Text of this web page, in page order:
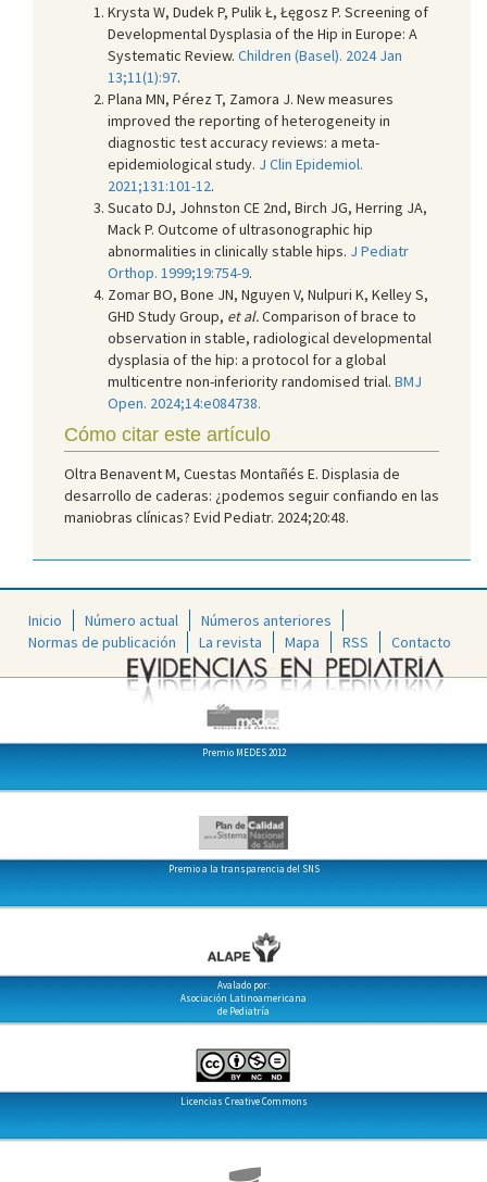
Krysta W, Dudek P, Pulik Ł, Łęgosz P. Screening of
Developmental Dysplasia of the Hip in Europe: A
Systematic Review. Children (Basel). 2024 Jan
13;11(1):97.
Plana MN, Pérez T, Zamora J. New measures
improved the reporting of heterogeneity in
diagnostic test accuracy reviews: a meta-
epidemiological study. J Clin Epidemiol.
2021;131:101-12.
Sucato DJ, Johnston CE 2nd, Birch JG, Herring JA,
Mack P. Outcome of ultrasonographic hip
abnormalities in clinically stable hips. J Pediatr
Orthop. 1999;19:754-9.
Zomar BO, Bone JN, Nguyen V, Nulpuri K, Kelley S,
GHD Study Group, et al.Comparison of brace to
observation in stable, radiological developmental
dysplasia of the hip: a protocol for a global
multicentre non-inferiority randomised trial. BMJ
Open. 2024;14:e084738.
Cómo citar este artículo
Oltra Benavent M, Cuestas Montañés E. Displasia de
desarrollo de caderas: ¿podemos seguir confiando en las
maniobras clínicas? Evid Pediatr. 2024;20:48.
Inicio Número actual
Números anteriores
Normas de publicación
La revista Mapa RSS Contacto
Premio MEDES 2012
Premio a la transparencia del SNS
Avalado por:
Asociación Latinoamericana
de Pediatría
Licencias Creative Commons